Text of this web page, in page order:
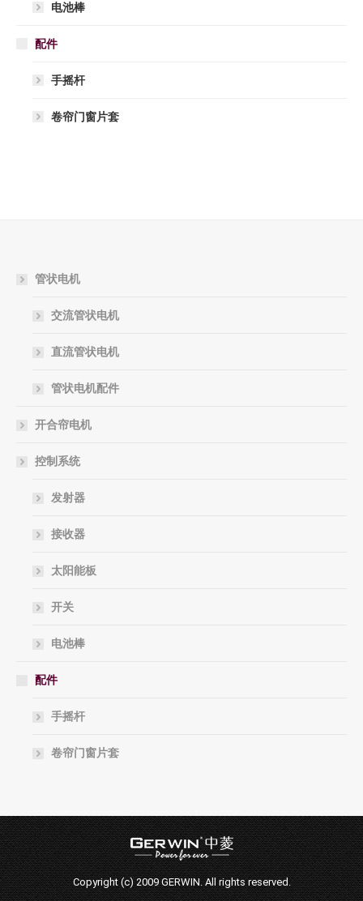
电池棒
配件
手摇杆
卷帘门窗片套
管状电机
交流管状电机
直流管状电机
管状电机配件
开合帘电机
控制系统
发射器
接收器
太阳能板
开关
电池棒
配件
手摇杆
卷帘门窗片套
Copyright (c) 2009 GERWIN. All rights reserved.